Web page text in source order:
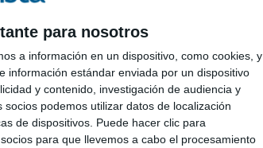
para nosotros
a información en un dispositivo, como cookies, y
información estándar enviada por un dispositivo
y contenido, investigación de audiencia y
podemos utilizar datos de localización
de dispositivos. Puede hacer clic para
para que llevemos a cabo el procesamiento